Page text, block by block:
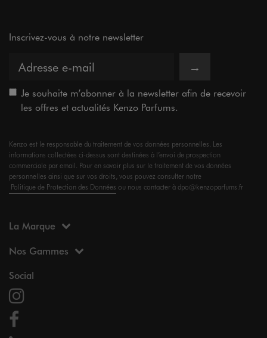
Inscrivez-vous à notre newsletter
→
Je souhaite m’abonner à la newsletter afin de recevoir
les offres et actualités Kenzo Parfums.
Kenzo est le responsable du traitement de vos données personnelles. Les
informations collectées ci-dessus sont destinées à l’envoi de prospection
commerciale par email. Pour en savoir plus sur le traitement de vos données
personnelles ainsi que sur vos droits, vous pouvez consulter notre
Politique de Protection des Données ou nous contacter à dpo@kenzoparfums.fr
La Marque
Nos Gammes
Social